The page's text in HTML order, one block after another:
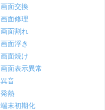
画面交換
画面修理
画面割れ
画面浮き
画面焼け
画面表示異常
異音
発熱
端末初期化